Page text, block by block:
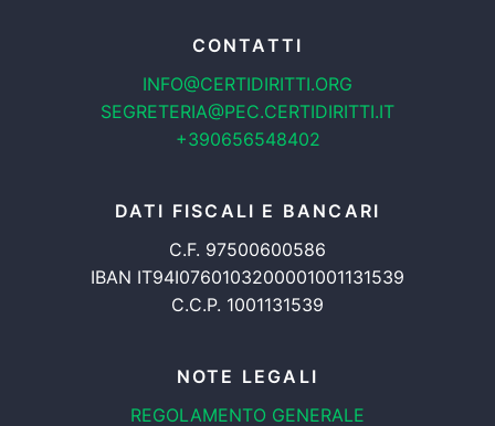
CONTATTI
INFO@CERTIDIRITTI.ORG
SEGRETERIA@PEC.CERTIDIRITTI.IT
+390656548402
DATI FISCALI E BANCARI
C.F. 97500600586
IBAN IT94I0760103200001001131539
C.C.P. 1001131539
NOTE LEGALI
REGOLAMENTO GENERALE